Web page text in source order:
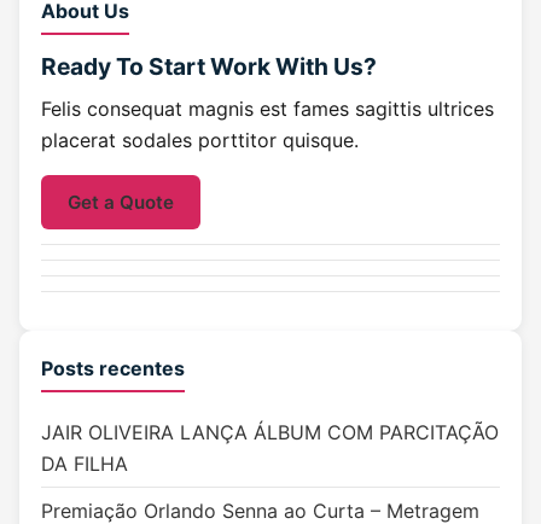
About Us
Ready To StartWork With Us?
Felis consequat magnis est fames sagittis ultrices
placerat sodales porttitor quisque.
Get a Quote
Posts recentes
JAIR OLIVEIRA LANÇA ÁLBUM COM PARCITAÇÃO
DA FILHA
Premiação Orlando Senna ao Curta – Metragem